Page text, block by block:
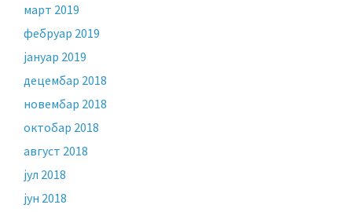
март 2019
фебруар 2019
јануар 2019
децембар 2018
новембар 2018
октобар 2018
август 2018
јул 2018
јун 2018